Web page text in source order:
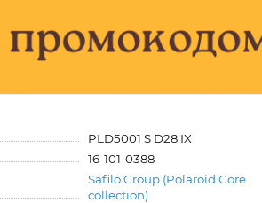
PLD5001 S D28 IX
16-101-0388
Safilo Group (Polaroid Core
collection)